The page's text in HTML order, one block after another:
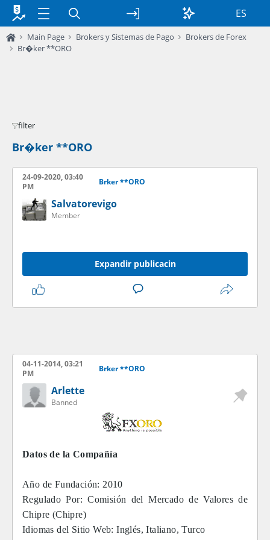
ES
Main Page Brokers y Sistemas de Pago
Brokers de Forex
Br�ker **ORO
filter
Br�ker **ORO
24-09-2020, 03:40
PM
Brker **ORO
Salvatorevigo
Member
Expandir publicacin
04-11-2014, 03:21
PM
Brker **ORO
Arlette
Banned
Datos de la Compañía
Año de Fundación: 2010
Regulado Por: Comisión del Mercado de Valores de
Chipre (Chipre)
Idiomas del Sitio Web: Inglés, Italiano, Turco